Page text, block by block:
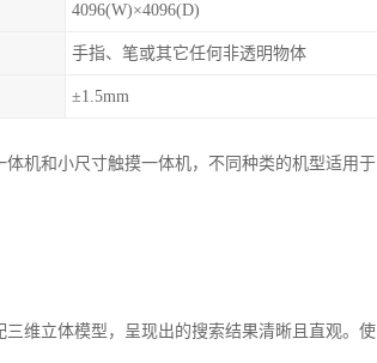
4096(W)×4096(D)
手指、笔或其它任何非透明物体
±1.5mm
机和小尺寸触摸一体机，不同种类的机型适用于
维立体模型，呈现出的搜索结果清晰且直观。使